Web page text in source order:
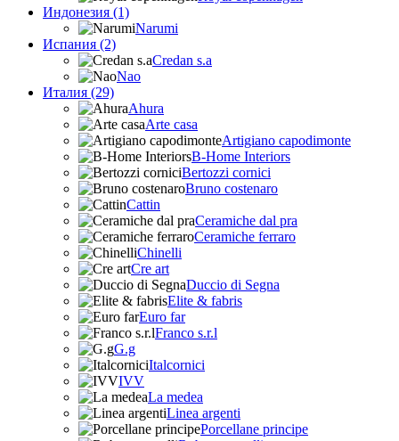
Индонезия (1)
Narumi
Испания (2)
Credan s.a
Nao
Италия (29)
Ahura
Arte casa
Artigiano capodimonte
B-Home Interiors
Bertozzi cornici
Bruno costenaro
Cattin
Ceramiche dal pra
Ceramiche ferraro
Chinelli
Cre art
Duccio di Segna
Elite & fabris
Euro far
Franco s.r.l
G.g
Italcornici
IVV
La medea
Linea argenti
Porcellane principe